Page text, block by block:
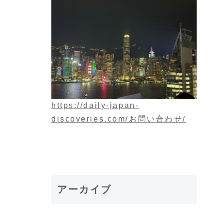
https://daily-japan-
discoveries.com/お問い合わせ/
アーカイブ